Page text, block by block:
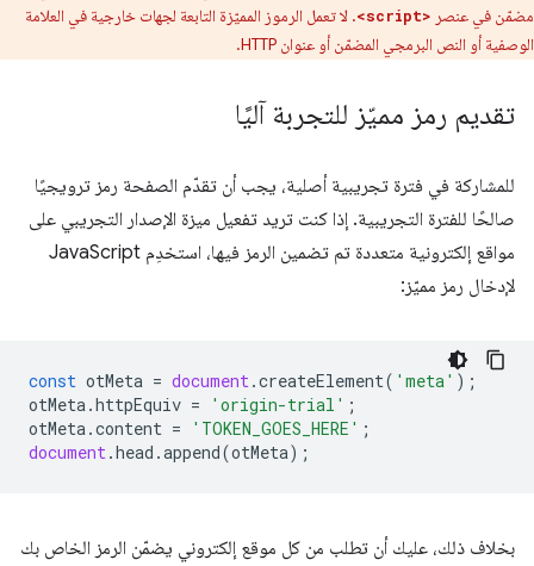
مضمّن في عنصر <script>. لا تعمل الرموز المميّزة التابعة لجهات خارجية في العلامة
الوصفية أو النص البرمجي المضمّن أو عنوان HTTP.
تقديم رمز مميّز للتجربة آليًا
للمشاركة في فترة تجريبية أصلية، يجب أن تقدّم الصفحة رمز ترويجيًا
صالحًا للفترة التجريبية. إذا كنت تريد تفعيل ميزة الإصدار التجريبي على
مواقع إلكترونية متعددة تم تضمين الرمز فيها، استخدِم JavaScript
لإدخال رمز مميّز:
const otMeta = document.createElement( 'meta' );
otMeta.httpEquiv = 'origin-trial' ;
otMeta.content = 'TOKEN_GOES_HERE' ;
document.head .append(otMeta);
بخلاف ذلك، عليك أن تطلب من كل موقع إلكتروني يضمّن الرمز الخاص بك